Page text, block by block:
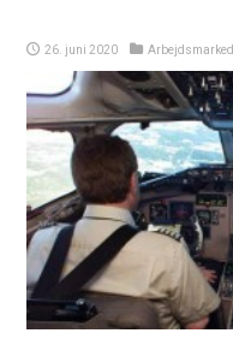
26. juni 2020 Arbejdsmarked